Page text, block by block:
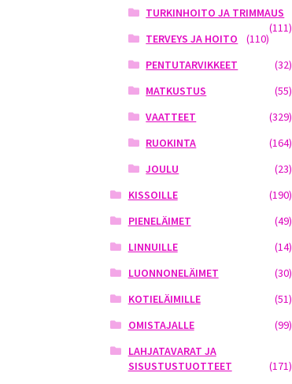
TURKINHOITO JA TRIMMAUS
(111)
TERVEYS JA HOITO
(110)
PENTUTARVIKKEET
(32)
MATKUSTUS
(55)
VAATTEET
(329)
RUOKINTA
(164)
JOULU
(23)
KISSOILLE
(190)
PIENELÄIMET
(49)
LINNUILLE
(14)
LUONNONELÄIMET
(30)
KOTIELÄIMILLE
(51)
OMISTAJALLE
(99)
LAHJATAVARAT JA
SISUSTUSTUOTTEET
(171)